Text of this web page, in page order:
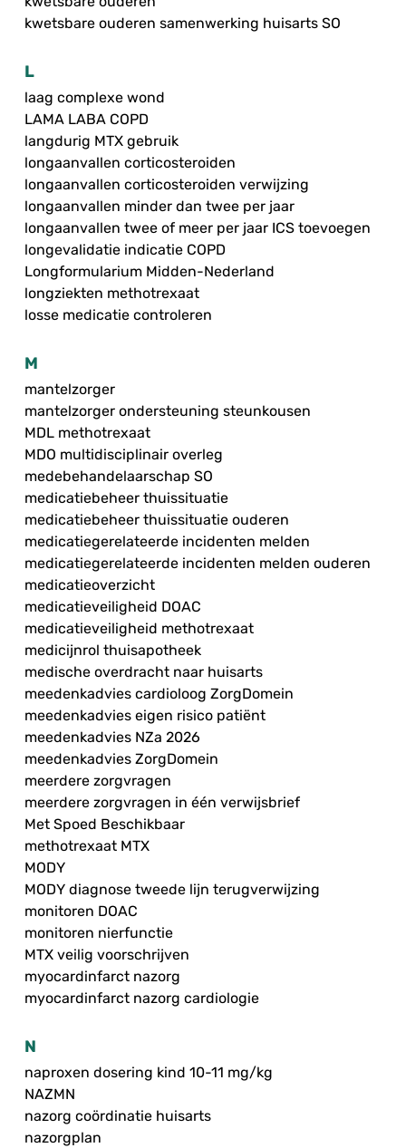
kwetsbare ouderen samenwerking huisarts SO
L
laag complexe wond
LAMA LABA COPD
langdurig MTX gebruik
longaanvallen corticosteroiden
longaanvallen corticosteroiden verwijzing
longaanvallen minder dan twee per jaar
longaanvallen twee of meer per jaar ICS toevoegen
longevalidatie indicatie COPD
Longformularium Midden-Nederland
longziekten methotrexaat
losse medicatie controleren
M
mantelzorger
mantelzorger ondersteuning steunkousen
MDL methotrexaat
MDO multidisciplinair overleg
medebehandelaarschap SO
medicatiebeheer thuissituatie
medicatiebeheer thuissituatie ouderen
medicatiegerelateerde incidenten melden
medicatiegerelateerde incidenten melden ouderen
medicatieoverzicht
medicatieveiligheid DOAC
medicatieveiligheid methotrexaat
medicijnrol thuisapotheek
medische overdracht naar huisarts
meedenkadvies cardioloog ZorgDomein
meedenkadvies eigen risico patiënt
meedenkadvies NZa 2026
meedenkadvies ZorgDomein
meerdere zorgvragen
meerdere zorgvragen in één verwijsbrief
Met Spoed Beschikbaar
methotrexaat MTX
MODY
MODY diagnose tweede lijn terugverwijzing
monitoren DOAC
monitoren nierfunctie
MTX veilig voorschrijven
myocardinfarct nazorg
myocardinfarct nazorg cardiologie
N
naproxen dosering kind 10-11 mg/kg
NAZMN
nazorg coördinatie huisarts
nazorgplan